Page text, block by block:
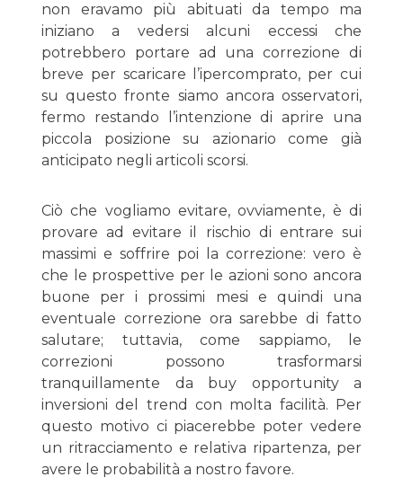
non eravamo più abituati da tempo ma
iniziano a vedersi alcuni eccessi che
potrebbero portare ad una correzione di
breve per scaricare l’ipercomprato, per cui
su questo fronte siamo ancora osservatori,
fermo restando l’intenzione di aprire una
piccola posizione su azionario come già
anticipato negli articoli scorsi.
Ciò che vogliamo evitare, ovviamente, è di
provare ad evitare il rischio di entrare sui
massimi e soffrire poi la correzione: vero è
che le prospettive per le azioni sono ancora
buone per i prossimi mesi e quindi una
eventuale correzione ora sarebbe di fatto
salutare; tuttavia, come sappiamo, le
correzioni possono trasformarsi
tranquillamente da buy opportunity a
inversioni del trend con molta facilità. Per
questo motivo ci piacerebbe poter vedere
un ritracciamento e relativa ripartenza, per
avere le probabilità a nostro favore.